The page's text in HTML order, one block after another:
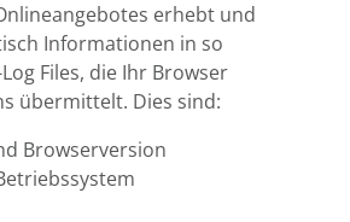
erhebt und
Informationen in so
Files, die Ihr Browser
übermittelt. Dies sind:
Browserversion